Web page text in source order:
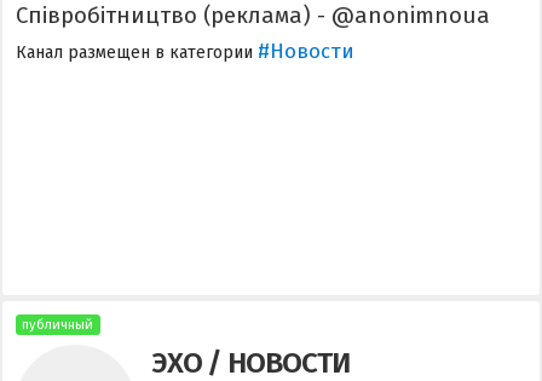
Співробітництво (реклама) - @anonimnoua
Канал размещен в категории #Новости
публичный
ЭХО / НОВОСТИ